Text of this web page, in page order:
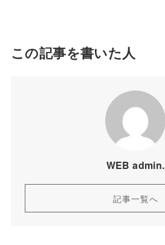
この記事を書いた人
WEB admin.
記事一覧へ